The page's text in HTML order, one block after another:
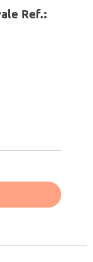
Ref.: